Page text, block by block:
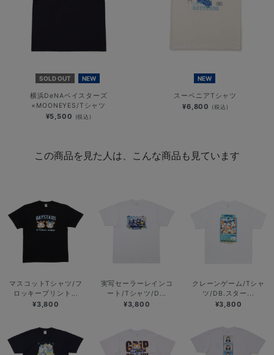
SOLD OUT NEW
横浜DeNAベイスターズ
×MOONEYES/Tシャツ
¥5,500 (税込)
NEW
スーベニアTシャツ
¥6,800 (税込)
この商品を見た人は、こんな商品も見ています
マスコットTシャツ/フ
ロッキープリント...
¥3,800
実写セーラーレインコ
ート/Tシャツ/D...
¥3,800
クレーンゲーム/Tシャ
ツ/DB.スター...
¥3,800